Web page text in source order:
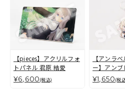
【pieces】アクリルフォ
トパネル 君原 結愛
¥6,600(税込)
【アンラ
ー】アンブ
（全7種）
¥1,650(税